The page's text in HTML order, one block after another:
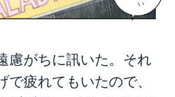
慮がちに訊いた。それ
で疲れてもいたので、